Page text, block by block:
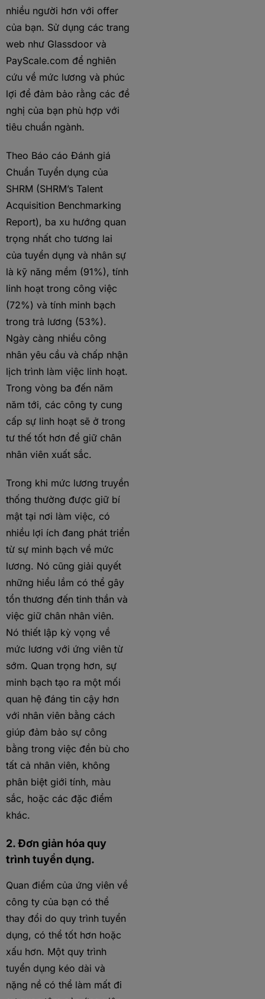
nhiều người hơn với offer
của bạn. Sử dụng các trang
web như Glassdoor và
PayScale.com để nghiên
cứu về mức lương và phúc
lợi để đảm bảo rằng các đề
nghị của bạn phù hợp với
tiêu chuẩn ngành.
Theo Báo cáo Đánh giá
Chuẩn Tuyển dụng của
SHRM (SHRM’s Talent
Acquisition Benchmarking
Report), ba xu hướng quan
trọng nhất cho tương lai
của tuyển dụng và nhân sự
là kỹ năng mềm (91%), tính
linh hoạt trong công việc
(72%) và tính minh bạch
trong trả lương (53%).
Ngày càng nhiều công
nhân yêu cầu và chấp nhận
lịch trình làm việc linh hoạt.
Trong vòng ba đến năm
năm tới, các công ty cung
cấp sự linh hoạt sẽ ở trong
tư thế tốt hơn để giữ chân
nhân viên xuất sắc.
Trong khi mức lương truyền
thống thường được giữ bí
mật tại nơi làm việc, có
nhiều lợi ích đang phát triển
từ sự minh bạch về mức
lương. Nó cũng giải quyết
những hiểu lầm có thể gây
tổn thương đến tinh thần và
việc giữ chân nhân viên.
Nó thiết lập kỳ vọng về
mức lương với ứng viên từ
sớm. Quan trọng hơn, sự
minh bạch tạo ra một mối
quan hệ đáng tin cậy hơn
với nhân viên bằng cách
giúp đảm bảo sự công
bằng trong việc đền bù cho
tất cả nhân viên, không
phân biệt giới tính, màu
sắc, hoặc các đặc điểm
khác.
2. Đơn giản hóa quy
trình tuyển dụng.
Quan điểm của ứng viên về
công ty của bạn có thể
thay đổi do quy trình tuyển
dụng, có thể tốt hơn hoặc
xấu hơn. Một quy trình
tuyển dụng kéo dài và
nặng nề có thể làm mất đi